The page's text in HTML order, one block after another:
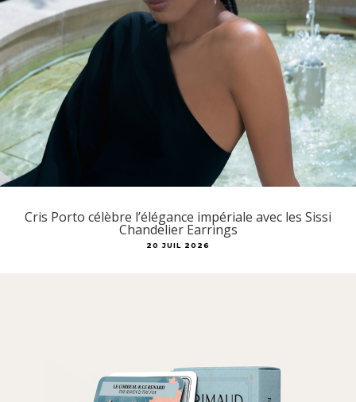
Cris Porto célèbre l’élégance impériale avec les Sissi
Chandelier Earrings
20 JUIL 2026